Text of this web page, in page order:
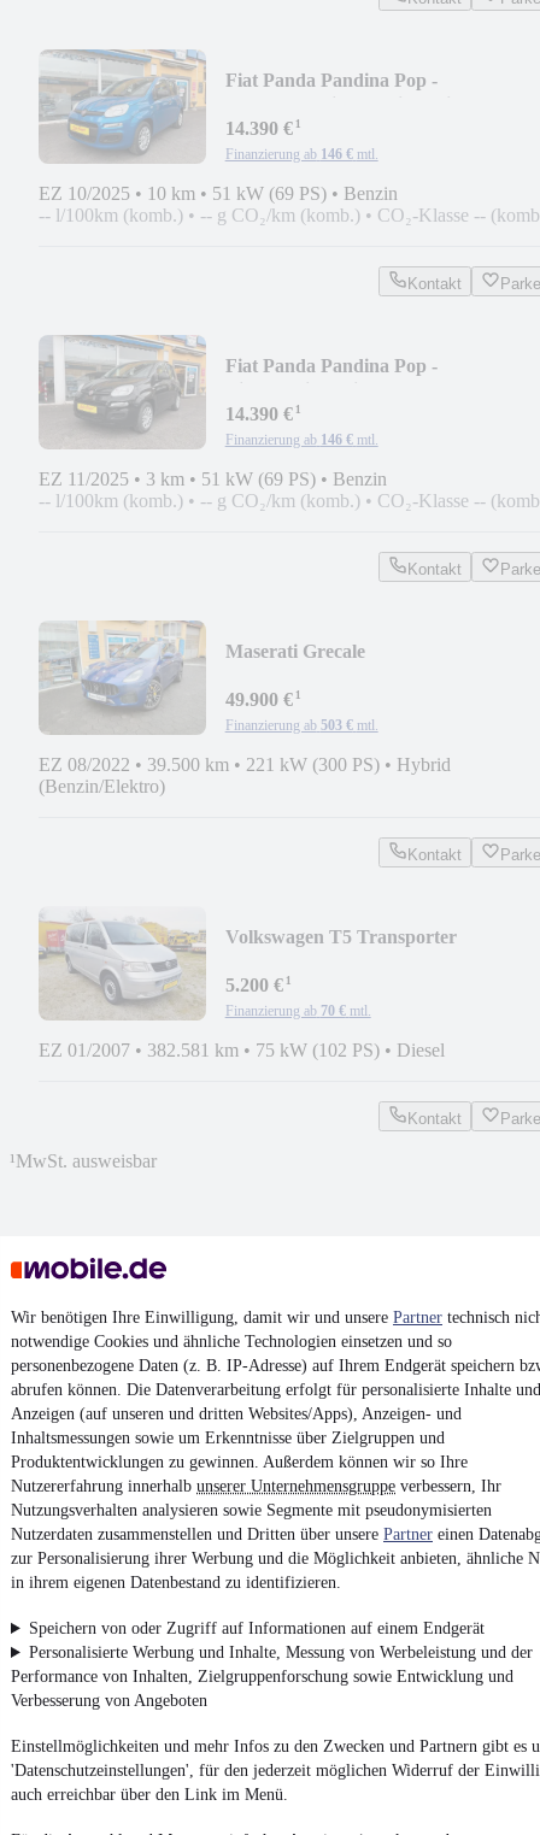
Wir benötigen Ihre Einwilligung, damit wir und unsere Partner technisch
notwendige Cookies und ähnliche Technologien einsetzen und so
personenbezogene Daten (z. B. IP-Adresse) auf Ihrem Endgerät speichern
abrufen können. Die Datenverarbeitung erfolgt für personalisierte Inhalte und
Anzeigen (auf unseren und dritten Websites/Apps), Anzeigen- und
Inhaltsmessungen sowie um Erkenntnisse über Zielgruppen und
Produktentwicklungen zu gewinnen. Außerdem können wir so Ihre
Nutzererfahrung innerhalb unserer Unternehmensgruppe verbessern, Ihr
Nutzungsverhalten analysieren sowie Segmente mit pseudonymisierten
Nutzerdaten zusammenstellen und Dritten über unsere Partner einen
zur Personalisierung ihrer Werbung und die Möglichkeit anbieten, ähnliche
in ihrem eigenen Datenbestand zu identifizieren.
Speichern von oder Zugriff auf Informationen auf einem Endgerät
Personalisierte Werbung und Inhalte, Messung von Werbeleistung und der
Performance von Inhalten, Zielgruppenforschung sowie Entwicklung und
Verbesserung von Angeboten
Einstellmöglichkeiten und mehr Infos zu den Zwecken und Partnern gibt es
'Datenschutzeinstellungen', für den jederzeit möglichen Widerruf der
auch erreichbar über den Link im Menü.
Fiat Panda Pandina Pop -
14.390 €¹
Finanzierung ab 146 € mtl.
EZ 10/2025 • 10 km • 51 kW (69 PS) • Benzin
-- l/100km (komb.) • -- g CO₂/km (komb.) • CO₂-Klasse --
Kontakt
Fiat Panda Pandina Pop -
14.390 €¹
Finanzierung ab 146 € mtl.
EZ 11/2025 • 3 km • 51 kW (69 PS) • Benzin
-- l/100km (komb.) • -- g CO₂/km (komb.) • CO₂-Klasse --
Kontakt
Maserati Grecale
49.900 €¹
Finanzierung ab 503 € mtl.
EZ 08/2022 • 39.500 km • 221 kW (300 PS) • Hybrid
(Benzin/Elektro)
Kontakt
Volkswagen T5 Transporter
5.200 €¹
Finanzierung ab 70 € mtl.
EZ 01/2007 • 382.581 km • 75 kW (102 PS) • Diesel
Kontakt
¹MwSt. ausweisbar
4.6 Sterne
Nutze mobile.de schnell und einfach
App installieren
Impressum
AGB
Vertrag widerrufen
Datenschutz
Datenschutzeinstellungen
Erklärung zur Barrierefreiheit
Report Security Vulnerability (English)
Powered by
EntdeckeKleinwagen,SUVundWohnmobileund mehr bei
mobile.de